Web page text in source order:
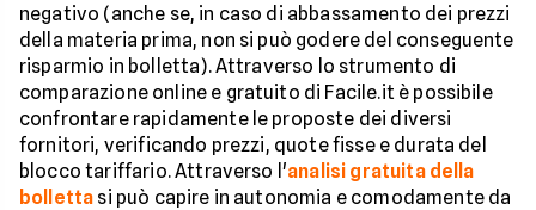
negativo (anche se, in caso di abbassamento dei prezzi
della materia prima, non si può godere del conseguente
risparmio in bolletta). Attraverso lo strumento di
comparazione online e gratuito di Facile.it è possibile
confrontare rapidamente le proposte dei diversi
fornitori, verificando prezzi, quote fisse e durata del
blocco tariffario. Attraverso l'analisi gratuita della
bolletta si può capire in autonomia e comodamente da